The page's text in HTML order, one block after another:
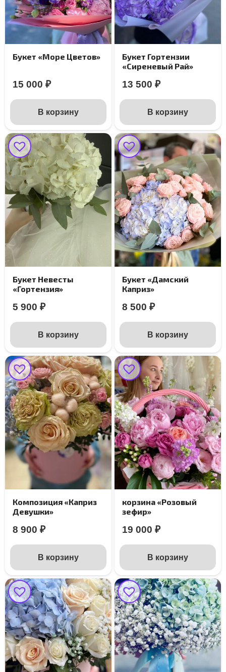
Букет «Море Цветов»
15 000 ₽
В корзину
Букет Гортензии
«Сиреневый Рай»
13 500₽
В корзину
Букет Невесты
«Гортензия»
5 900 ₽
В корзину
Букет «Дамский
Каприз»
8 500₽
В корзину
Композиция «Каприз
Девушки»
8 900 ₽
В корзину
корзина «Розовый
зефир»
19 000₽
В корзину